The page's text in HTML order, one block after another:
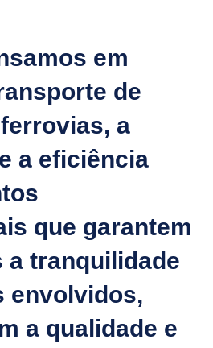
em
de
a
a eficiência
que garantem
a tranquilidade
envolvidos,
a qualidade e